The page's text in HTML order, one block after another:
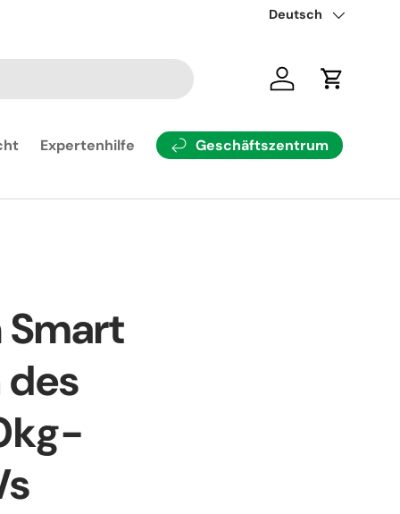
Rüste dein Modell mit
Sprache
Deutsch
Einloggen
Expertenhilfe Geschäftszentrum
Smart